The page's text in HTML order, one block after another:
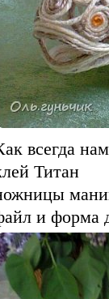
всегда
Титан
и форма